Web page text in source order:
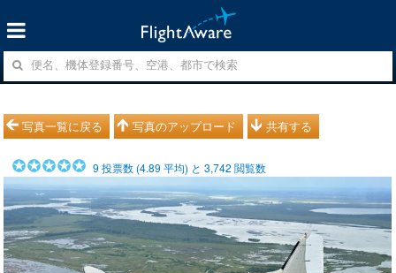
写真一覧に戻る 写真のアップロード 共有する
9 投票数 (4.89 平均) と3,742 閲覧数